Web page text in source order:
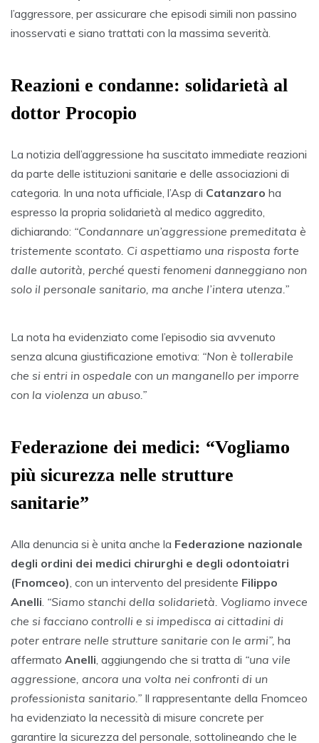
l’aggressore, per assicurare che episodi simili non passino
inosservati e siano trattati con la massima severità.
Reazioni e condanne: solidarietà al
dottor Procopio
La notizia dell’aggressione ha suscitato immediate reazioni
da parte delle istituzioni sanitarie e delle associazioni di
categoria. In una nota ufficiale, l’Asp di Catanzaro ha
espresso la propria solidarietà al medico aggredito,
dichiarando: “Condannare un’aggressione premeditata è
tristemente scontato. Ci aspettiamo una risposta forte
dalle autorità, perché questi fenomeni danneggiano non
solo il personale sanitario, ma anche l’intera utenza.”
La nota ha evidenziato come l’episodio sia avvenuto
senza alcuna giustificazione emotiva: “Non è tollerabile
che si entri in ospedale con un manganello per imporre
con la violenza un abuso.”
Federazione dei medici: “Vogliamo
più sicurezza nelle strutture
sanitarie”
Alla denuncia si è unita anche la Federazione nazionale
degli ordini dei medici chirurghi e degli odontoiatri
(Fnomceo), con un intervento del presidente Filippo
Anelli. “Siamo stanchi della solidarietà. Vogliamo invece
che si facciano controlli e si impedisca ai cittadini di
poter entrare nelle strutture sanitarie con le armi”, ha
affermato Anelli, aggiungendo che si tratta di “una vile
aggressione, ancora una volta nei confronti di un
professionista sanitario.” Il rappresentante della Fnomceo
ha evidenziato la necessità di misure concrete per
garantire la sicurezza del personale, sottolineando che le